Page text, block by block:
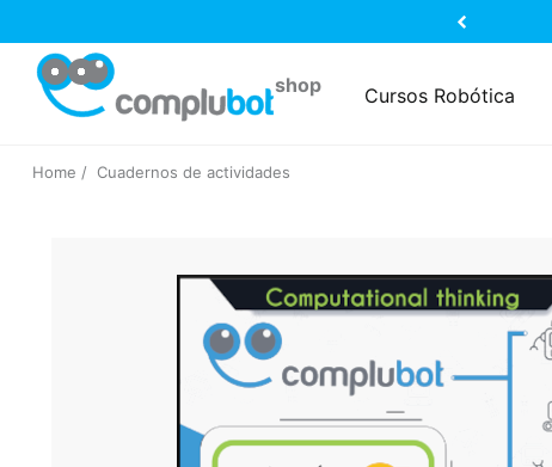
Cursos Robótica
Home Cuadernos de actividades